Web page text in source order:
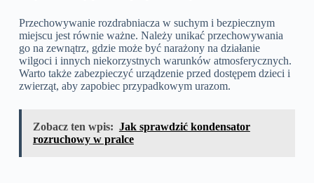
Przechowywanie rozdrabniacza w suchym i bezpiecznym
miejscu jest równie ważne. Należy unikać przechowywania
go na zewnątrz, gdzie może być narażony na działanie
wilgoci i innych niekorzystnych warunków atmosferycznych.
Warto także zabezpieczyć urządzenie przed dostępem dzieci i
zwierząt, aby zapobiec przypadkowym urazom.
Zobacz ten wpis: Jak sprawdzić kondensator
rozruchowy w pralce